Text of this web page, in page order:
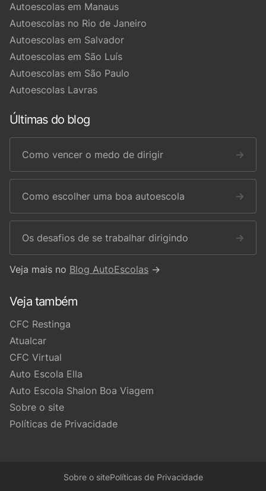
Autoescolas em Manaus
Autoescolas no Rio de Janeiro
Autoescolas em Salvador
Autoescolas em São Luís
Autoescolas em São Paulo
Autoescolas Lavras
Últimas do blog
Como vencer o medo de dirigir →
Como escolher uma boa autoescola →
Os desafios de se trabalhar dirigindo →
Veja mais no Blog AutoEscolas →
Veja também
CFC Restinga
Atualcar
CFC Virtual
Auto Escola Ella
Auto Escola Shalon Boa Viagem
Sobre o site
Políticas de Privacidade
Sobre o sitePolíticas de Privacidade